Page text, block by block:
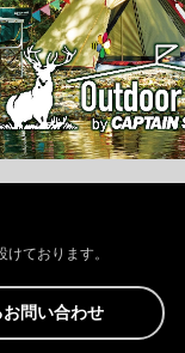
ております。
問い合わせ